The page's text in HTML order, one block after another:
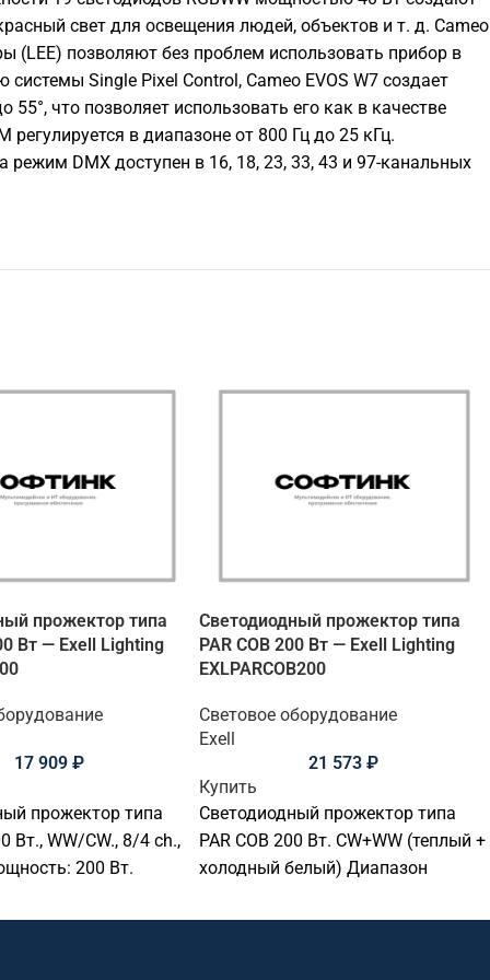
свет для освещения людей, объектов и т. д. Cameo
(LEE) позволяют без проблем использовать прибор в
Single Pixel Control, Cameo EVOS W7 создает
что позволяет использовать его как в качестве
в диапазоне от 800 Гц до 25 кГц.
режим DMX доступен в 16, 18, 23, 33, 43 и 97-канальных
прожектор типа
Вт — Exell Lighting
17 909 ₽
прожектор типа
Вт., WW/CW., 8/4 ch.,
200 Вт.
Светодиодный прожектор типа
PAR COB 200 Вт — Exell Lighting
EXLPARCOB200
Световое оборудование
Exell
21 573 ₽
Купить
Светодиодный прожектор типа
PAR COB 200 Вт. CW+WW (теплый +
холодный белый) Диапазон
DMX512 2/4 канала.